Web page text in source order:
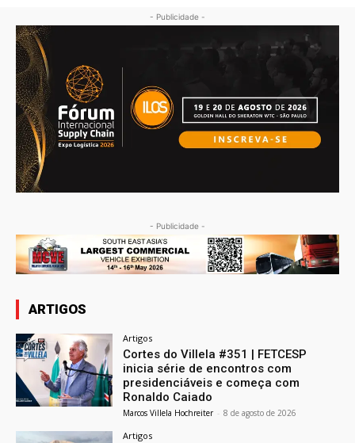
- Publicidade -
- Publicidade -
ARTIGOS
Artigos
Cortes do Villela #351 | FETCESP
inicia série de encontros com
presidenciáveis e começa com
Ronaldo Caiado
Marcos Villela Hochreiter - 8 de agosto de 2026
Artigos